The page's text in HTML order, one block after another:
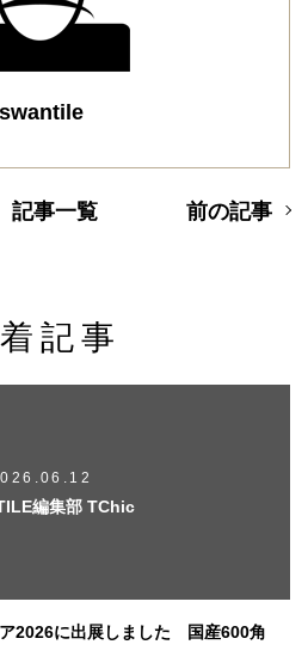
swantile
記事一覧 前の記事
記事
編集部 TChic
2026に出展しました 国産600角